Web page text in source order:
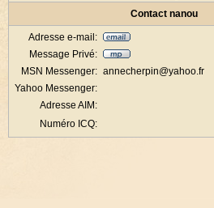
Contact nanou
Adresse e-mail:
Message Privé:
MSN Messenger: annecherpin@yahoo.fr
Yahoo Messenger:
Adresse AIM:
Numéro ICQ: